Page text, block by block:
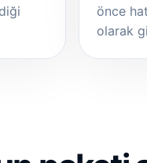
önce
olarak